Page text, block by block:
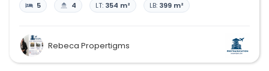
5 4 LT: 354 m² LB: 399 m²
Rebeca Propertigms